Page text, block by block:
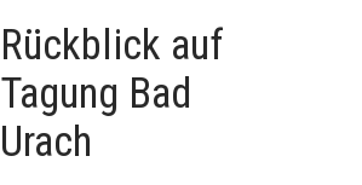
Rückblick auf
Tagung Bad
Urach